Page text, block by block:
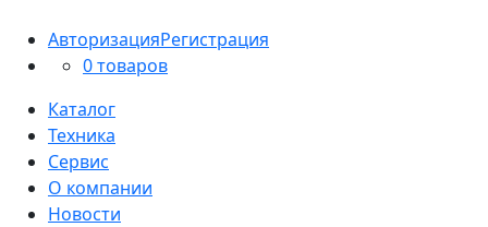
АвторизацияРегистрация
0 товаров
Каталог
Техника
Сервис
О компании
Новости